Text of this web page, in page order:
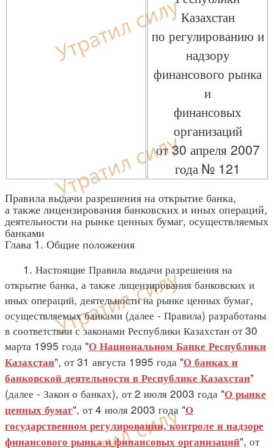
Казахстан
по регулированию и
надзору
финансового рынка
и
финансовых
организаций
от 30 апреля 2007
года № 121
Правила выдачи разрешения на открытие банка,
а также лицензирования банковских и иных операций,
деятельности на рынке ценных бумаг, осуществляемых
банками
Глава 1. Общие положения
1. Настоящие Правила выдачи разрешения на
открытие банка, а также лицензирования банковских и
иных операций, деятельности на рынке ценных бумаг,
осуществляемых банками (далее - Правила) разработаны
в соответствии с законами Республики Казахстан от 30
марта 1995 года "О Национальном Банке Республики
Казахстан", от 31 августа 1995 года "О банках и
банковской деятельности в Республике Казахстан"
(далее - Закон о банках), от 2 июля 2003 года "О рынке
ценных бумаг", от 4 июля 2003 года "О
государственном регулировании, контроле и надзоре
финансового рынка и финансовых организаций", от